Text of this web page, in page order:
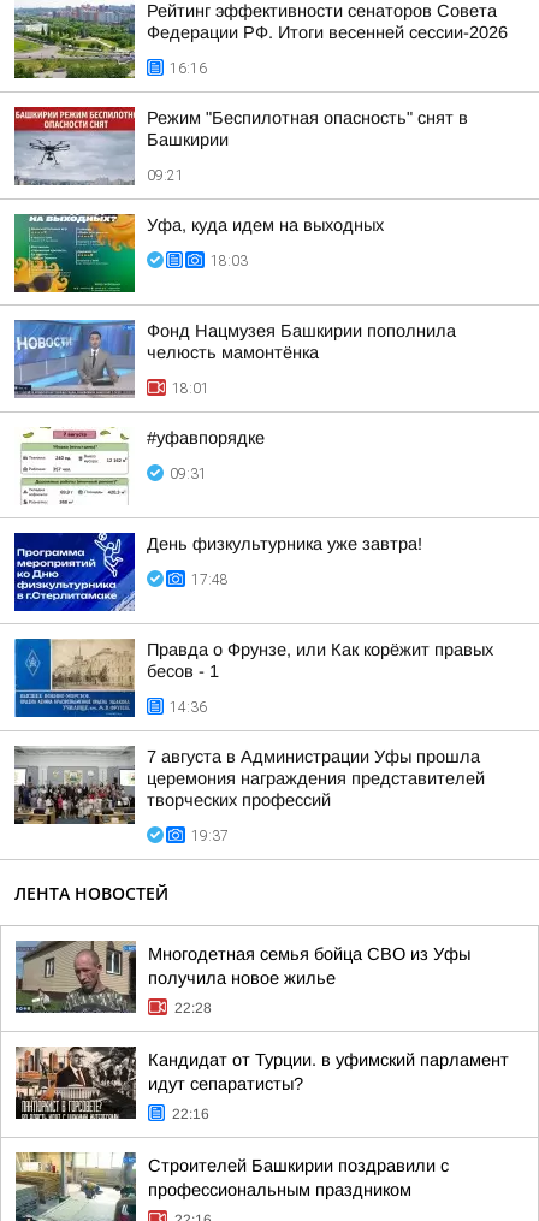
Рейтинг эффективности сенаторов Совета
Федерации РФ. Итоги весенней сессии-2026
16:16
Режим "Беспилотная опасность" снят в
Башкирии
09:21
Уфа, куда идем на выходных
18:03
Фонд Нацмузея Башкирии пополнила
челюсть мамонтёнка
18:01
#уфавпорядке
09:31
День физкультурника уже завтра!
17:48
Правда о Фрунзе, или Как корёжит правых
бесов - 1
14:36
7 августа в Администрации Уфы прошла
церемония награждения представителей
творческих профессий
19:37
ЛЕНТА НОВОСТЕЙ
Многодетная семья бойца СВО из Уфы
получила новое жилье
22:28
Кандидат от Турции. в уфимский парламент
идут сепаратисты?
22:16
Строителей Башкирии поздравили с
профессиональным праздником